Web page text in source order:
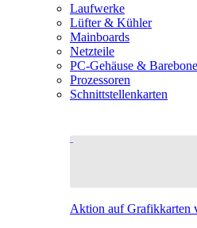
Laufwerke
Lüfter & Kühler
Mainboards
Netzteile
PC-Gehäuse &
Prozessoren
Schnittstellenkarten
Aktion auf Grafikkarten